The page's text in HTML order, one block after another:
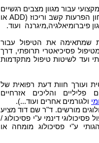
עבור מגוון מצבים רגשיים
, איבחון הפרעות קשב וריכוז (ADD או
שמתאימה את הטיפול עבור
פסיכיאטרי תרופתי, דרך
ועד לשיטות טיפול מתקדמות
ועורך חוות דעת רפואית של
והליכים אזרחיים
ולגורמים אחרים ועוד...).
מורשים. ד"ר שם דוד מציע
דינמי ע"י פסיכולוג /
ע"י פסיכולוג מומחה או